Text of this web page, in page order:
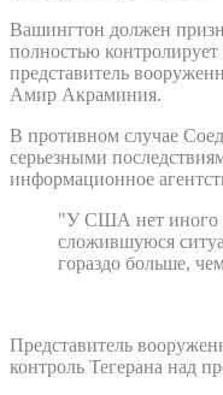
Вашингтон должен
полностью контролирует
представитель
Амир Акраминия.
В противном случае
серьезными
информационное
"У США нет иного
сложившуюся
гораздо больше,
Представитель
контроль Тегерана над